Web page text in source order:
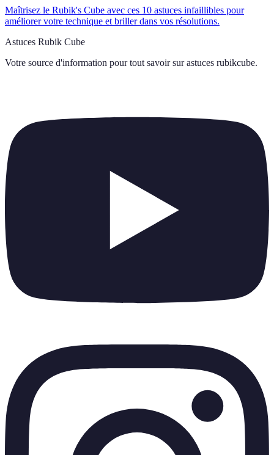
Maîtrisez le Rubik's Cube avec ces 10 astuces infaillibles pour
améliorer votre technique et briller dans vos résolutions.
Astuces Rubik Cube
Votre source d'information pour tout savoir sur astuces rubikcube.